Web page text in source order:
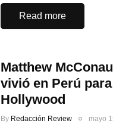
Read more
Matthew
vivió en Perú
Hollywood
By Redacción Review mayo